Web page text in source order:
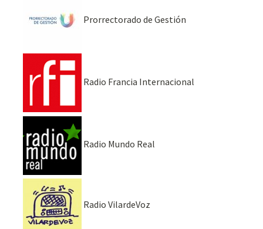
Prorrectorado de Gestión
Radio Francia Internacional
Radio Mundo Real
Radio VilardeVoz